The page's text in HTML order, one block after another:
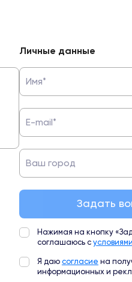
Личные данные
Имя*
E-mail*
Ваш город
Задать
Нажимая на кнопку
соглашаюсь с условиями
Я даю согласие на
информационных и